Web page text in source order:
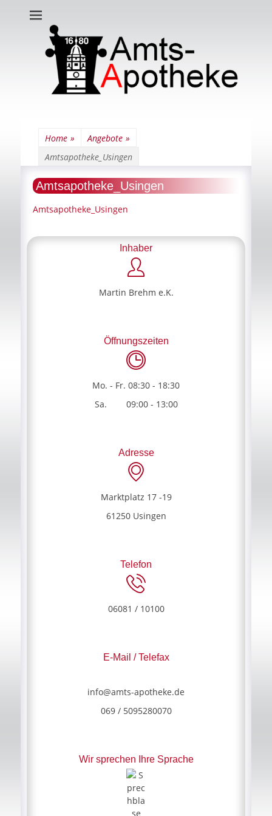
Home » Angebote »
Amtsapotheke_Usingen
Amtsapotheke_Usingen
Amtsapotheke_Usingen
Inhaber
Martin Brehm e.K.
Öffnungszeiten
Mo. - Fr. 08:30 - 18:30
Sa. 09:00 - 13:00
Adresse
Marktplatz 17 -19
61250 Usingen
Telefon
06081 / 10100
E-Mail / Telefax
info@amts-apotheke.de
069 / 5095280070
Wir sprechen Ihre Sprache